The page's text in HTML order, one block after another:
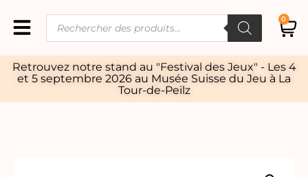
0
Retrouvez notre stand au "Festival des Jeux" - Les 4
et 5 septembre 2026 au Musée Suisse du Jeu à La
Tour-de-Peilz